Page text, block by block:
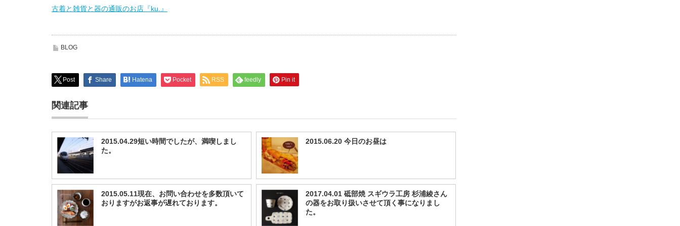
古着と雑貨と器の通販のお店『ku.』
BLOG
Post Share Hatena Pocket RSS feedly Pin it
関連記事
2015.04.29短い時間でしたが、満喫しまし
た。
2015.06.20 今日のお昼は
2015.05.11現在、お問い合わせを多数頂いて
おりますがお返事が遅れております。
2017.04.01 砥部焼 スギウラ工房 杉浦綾さん
の器をお取り扱いさせて頂く事になりまし
た。